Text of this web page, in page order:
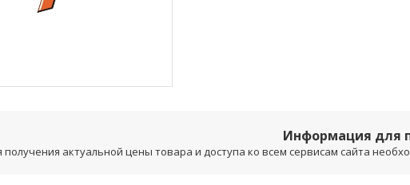
Информация для
получения актуальной цены товара и доступа ко всем сервисам сайта